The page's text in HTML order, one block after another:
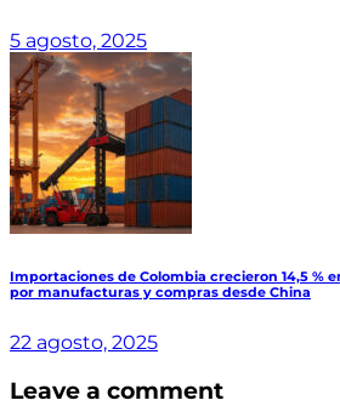
5 agosto, 2025
Importaciones de Colombia crecieron 14,5 %
por manufacturas y compras desde China
22 agosto, 2025
Leave a comment